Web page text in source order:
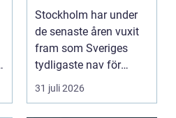
tar paus
Stockholm har under
de senaste åren vuxit
fram som Sveriges
tydligaste nav för
livehumor....
31 juli 2026